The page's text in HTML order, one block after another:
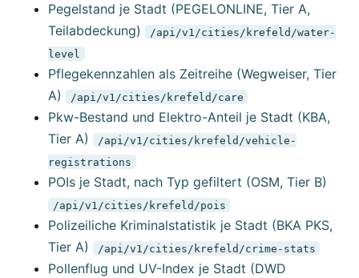
Pegelstand je Stadt (PEGELONLINE, Tier A,
Teilabdeckung)
/api/v1/cities/krefeld/water-
level
Pflegekennzahlen als Zeitreihe (Wegweiser, Tier
A)
/api/v1/cities/krefeld/care
Pkw-Bestand und Elektro-Anteil je Stadt (KBA,
Tier A)
/api/v1/cities/krefeld/vehicle-
registrations
POIs je Stadt, nach Typ gefiltert (OSM, Tier B)
/api/v1/cities/krefeld/pois
Polizeiliche Kriminalstatistik je Stadt (BKA PKS,
Tier A)
/api/v1/cities/krefeld/crime-stats
Pollenflug und UV-Index je Stadt (DWD